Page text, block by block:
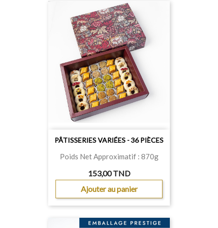
PÂTISSERIES VARIÉES - 36 PIÈCES
Poids Net Approximatif : 870g
153,00 TND
Ajouter au panier